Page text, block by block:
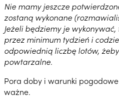
Nie mamy jeszcze
zostaną wykonane
Jeżeli będziemy je
przez minimum tydzień i
odpowiednią liczbę lotów,
powtarzalne.
Pora doby i warunki
ważne.